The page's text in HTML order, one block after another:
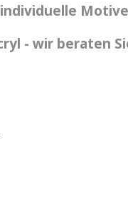
- wir beraten